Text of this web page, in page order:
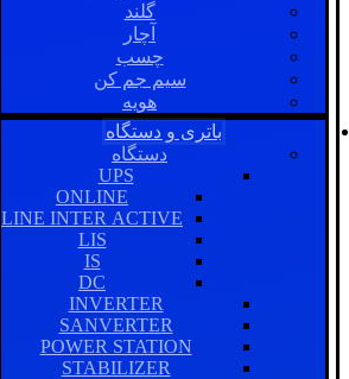
گلند
آچار
چسب
سیم جم کن
هویه
باتری و دستگاه
دستگاه
UPS
ONLINE
LINE INTER ACTIVE
LIS
IS
DC
INVERTER
SANVERTER
POWER STATION
STABILIZER